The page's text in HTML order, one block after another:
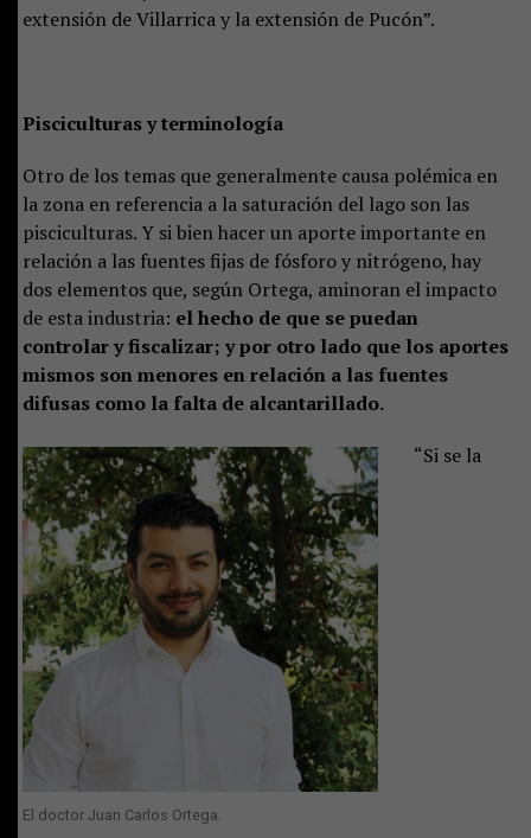
extensión de Villarrica y la extensión de Pucón”.
Pisciculturas y terminología
Otro de los temas que generalmente causa polémica en
la zona en referencia a la saturación del lago son las
pisciculturas. Y si bien hacer un aporte importante en
relación a las fuentes fijas de fósforo y nitrógeno, hay
dos elementos que, según Ortega, aminoran el impacto
de esta industria: el hecho de que se puedan
controlar y fiscalizar; y por otro lado que los aportes
mismos son menores en relación a las fuentes
difusas como la falta de alcantarillado.
El doctor Juan Carlos Ortega.
“Si se la